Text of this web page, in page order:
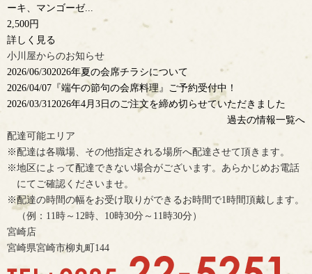
ーキ、マンゴーゼ...
2,500円
詳しく見る
小川屋からのお知らせ
2026/06/302026年夏の会席チラシについて
2026/04/07 『端午の節句の会席料理』ご予約受付中！
2026/03/31 2026年4月3日のご注文を締め切らせていただきました
過去の情報一覧へ
配達可能エリア
※配達は各職場、その他指定される場所へ配達させて頂きます。
※地区によって配達できない場合がございます。あらかじめお電話
にてご確認くださいませ。
※配達の時間の幅をお受け取りができるお時間で1時間頂戴します。
（例：11時～12時、10時30分～11時30分）
宮崎店
宮崎県宮崎市柳丸町144